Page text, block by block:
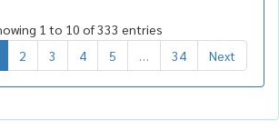
1 to 10 of 333 entries
2 3 4 5 34 Next